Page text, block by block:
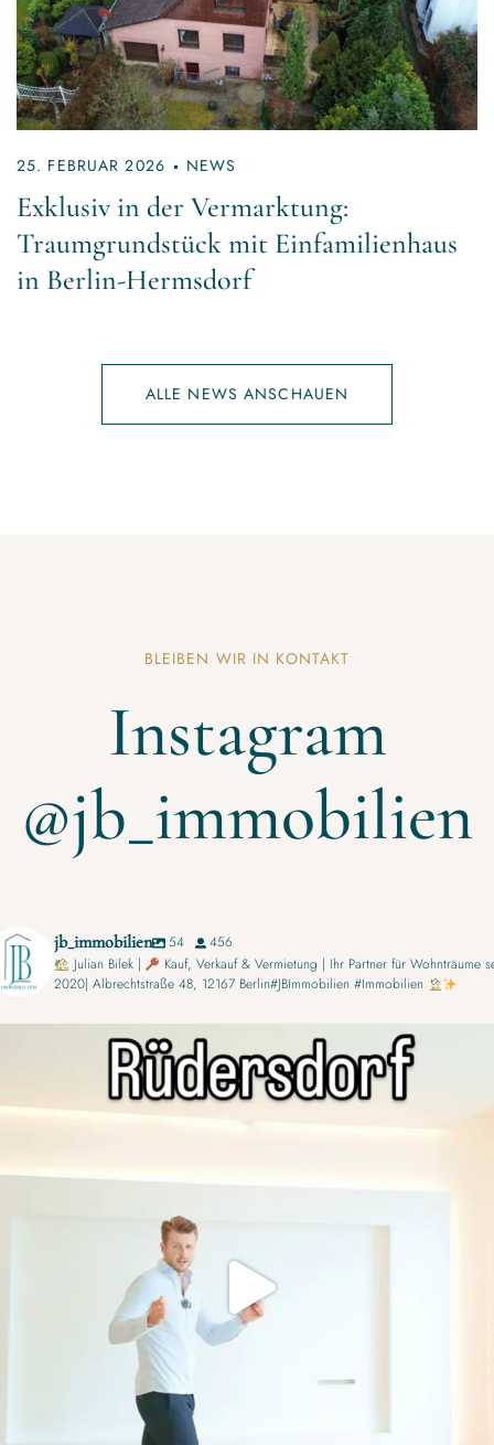
25. FEBRUAR 2026 NEWS
Exklusiv in der Vermarktung:
Traumgrundstück mit Einfamilienhaus
in Berlin-Hermsdorf
ALLE NEWS ANSCHAUEN
BLEIBEN WIR IN KONTAKT
Instagram
@jb_immobilien
jb_immobilien 54
456
Julian Bilek |
Kauf, Verkauf & Vermietung | Ihr Partner für Wohnträume
2020| Albrechtstraße 48, 12167 Berlin#JBImmobilien #Immobilien
Ein Neubau. Drei Etagen. Und der Punkt, an dem du ...
8 0